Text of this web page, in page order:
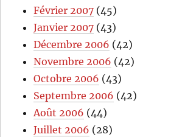
Février 2007 (45)
Janvier 2007 (43)
Décembre 2006 (42)
Novembre 2006 (42)
Octobre 2006 (43)
Septembre 2006 (42)
Août 2006 (44)
Juillet 2006 (28)